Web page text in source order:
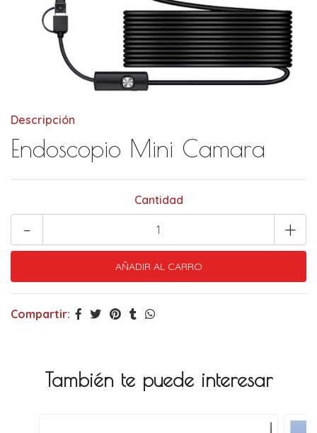
Descripción
Endoscopio Mini Camara
Cantidad
+
-
Compartir:
También te puede interesar